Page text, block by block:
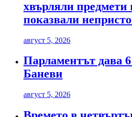
хвърляли предмети
показвали
август 5, 2026
Парламентът дава
Баневи
август 5, 2026